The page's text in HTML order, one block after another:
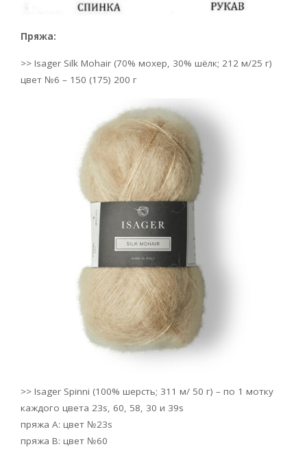
Пряжа:
>> Isager Silk Mohair (70% мохер, 30% шёлк; 212 м/25 г)
цвет №6 – 150 (175) 200 г
>> Isager Spinni (100% шерсть; 311 м/ 50 г) – по 1 мотку
каждого цвета 23s, 60, 58, 30 и 39s
пряжа А: цвет №23s
пряжа В: цвет №60